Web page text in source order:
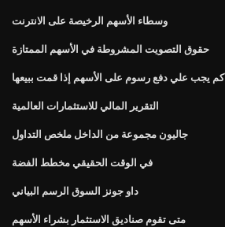
وسطاء الأسهم الرخيصة على الانترنت
حقوق التصويت المشروطة في الأسهم الممتازة
كم يجب علي دفع رسوم على الأسهم إذا قمت ببيعها
التقرير المالي للاستثمارات العالمية
جاليون مجموعة من الداخل ملخص التداول
في الوقت الحقيقي مخطط الفضة
داو جونز السوق الرسم البياني
متى تقوم صناديق الاستثمار بشراء الأسهم